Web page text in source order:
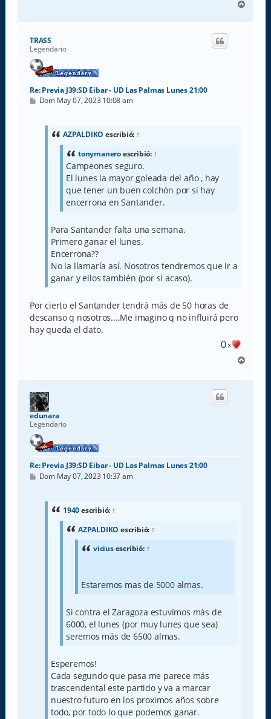
r
TRASS
Legendario
Re: Previa J39:SD Eibar - UD Las Palmas Lunes 21:00
M
Dom May 07, 2023 10:08 am
AZPALDIKO escribió: ↑
tonymaneroescribió: ↑
Campeones seguro.
El lunes la mayor goleada del año , hay
que tener un buen colchón por si hay
encerrona en Santander.
Para Santander falta una semana.
Primero ganar el lunes.
Encerrona??
No la llamaría así. Nosotros tendremos que ir a
ganar y ellos también (por si acaso).
Por cierto el Santander tendrá más de 50 horas de
descanso q nosotros....Me imagino q no influirá pero
hay queda el dato.
0x
r
edunara
Legendario
Re: Previa J39:SD Eibar - UD Las Palmas Lunes 21:00
M
Dom May 07, 2023 10:37 am
1940escribió: ↑
AZPALDIKO escribió: ↑
viciusescribió: ↑
Estaremos mas de 5000 almas.
Si contra el Zaragoza estuvimos más de
6000, el lunes (por muy lunes que sea)
seremos más de 6500 almas.
Esperemos!
Cada segundo que pasa me parece más
trascendental este partido y va a marcar
nuestro futuro en los proximos años sobre
todo, por todo lo que podemos ganar.